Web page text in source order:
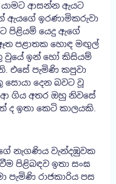
යාමට ආසන්න ඇයට
ඇයගේ ඉරණාමිකරුවා
පිළියම් යෙදු ඇගේ
ඈත පළාතක හොඳ මඟුල්
වුයේ ඉන් හෝ කිසියම්
එසේ පැමිණි කපුවා
දෙන බවට වූ
ගිය අතර ඔහු නිවසේ
ඉතා කෙටි කාලයකි.
නැගණිය වැන්දඹුවක
පිළිබඳව ඉතා සංඝ
පැමිණි රාජකාරිය පස